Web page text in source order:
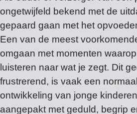
ongetwijfeld bekend met de
gepaard gaan met het
Een van de meest
omgaan met momenten
luisteren naar wat je zegt. Dit
frustrerend, is vaak een
ontwikkeling van jonge
aangepakt met geduld, begrip